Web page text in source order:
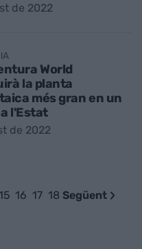
de 2022
World
la planta
més gran en un
l'Estat
de 2022
15 16 17 18 Següent